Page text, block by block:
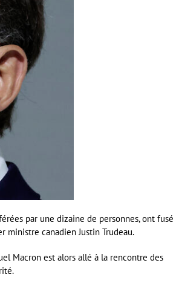
par une dizaine de personnes, ont fusé
ministre canadien Justin Trudeau.
Macron est alors allé à la rencontre des